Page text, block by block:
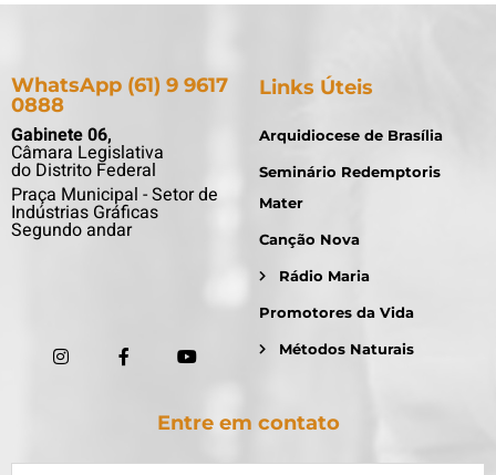
WhatsApp (61) 9 9617
0888
Gabinete 06,
Câmara Legislativa
do Distrito Federal
Praça Municipal - Setor de
Indústrias Gráficas
Segundo andar
Links Úteis
Arquidiocese de Brasília
Seminário Redemptoris
Mater
Canção Nova
Rádio Maria
Promotores da Vida
Métodos Naturais
Entre em contato